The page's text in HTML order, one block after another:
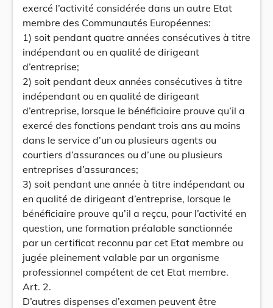
exercé l’activité considérée dans un autre Etat
membre des Communautés Européennes:
1) soit pendant quatre années consécutives à titre
indépendant ou en qualité de dirigeant
d’entreprise;
2) soit pendant deux années consécutives à titre
indépendant ou en qualité de dirigeant
d’entreprise, lorsque le bénéficiaire prouve qu’il a
exercé des fonctions pendant trois ans au moins
dans le service d’un ou plusieurs agents ou
courtiers d’assurances ou d’une ou plusieurs
entreprises d’assurances;
3) soit pendant une année à titre indépendant ou
en qualité de dirigeant d’entreprise, lorsque le
bénéficiaire prouve qu’il a reçcu, pour l’activité en
question, une formation préalable sanctionnée
par un certificat reconnu par cet Etat membre ou
jugée pleinement valable par un organisme
professionnel compétent de cet Etat membre.
Art. 2.
D’autres dispenses d’examen peuvent être